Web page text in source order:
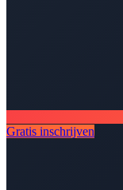
Gratis inschrijven